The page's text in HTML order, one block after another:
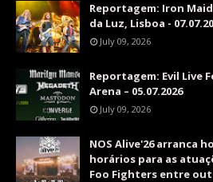
Reportagem: Iron
da Luz, Lisboa -
July 09, 2026
Reportagem: Evil Live
Arena – 05.07.2026
July 09, 2026
NOS Alive'26 arranca
horários para as
Foo Fighters entre